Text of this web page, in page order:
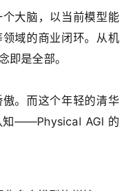
大脑，以当前模型能
域的商业闭环。从机
即是全部。
。而这个年轻的清华
知——Physical AGI 的